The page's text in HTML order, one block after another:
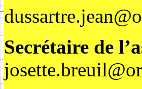
Secrétaire de